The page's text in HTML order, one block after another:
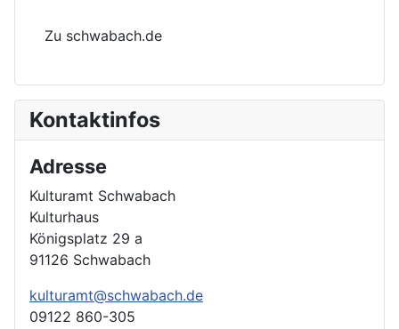
Zu schwabach.de
Kontaktinfos
Adresse
Kulturamt Schwabach
Kulturhaus
Königsplatz 29 a
91126 Schwabach
kulturamt@schwabach.de
09122 860-305